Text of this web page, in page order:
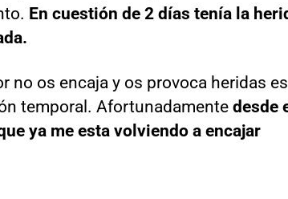
En cuestión de 2 días tenía la
no os encaja y os provoca heridas
temporal. Afortunadamente desde
ya me esta volviendo a encajar